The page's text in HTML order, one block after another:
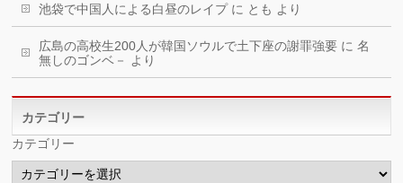
池袋で中国人による白昼のレイプに とも より
広島の高校生200人が韓国ソウルで土下座の謝罪強要 に名
無しのゴンベ－
より
カテゴリー
カテゴリー